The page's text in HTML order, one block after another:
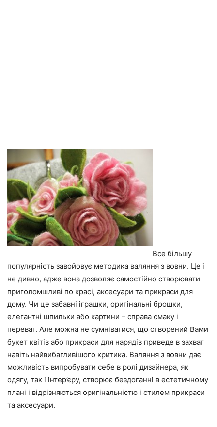
Все більшу
популярність завойовує методика валяння з вовни. Це і
не дивно, адже вона дозволяє самостійно створювати
приголомшливі по красі, аксесуари та прикраси для
дому. Чи це забавні іграшки, оригінальні брошки,
елегантні шпильки або картини – справа смаку і
переваг. Але можна не сумніватися, що створений Вами
букет квітів або прикраси для нарядів приведе в захват
навіть найвибагливішого критика. Валяння з вовни дає
можливість випробувати себе в ролі дизайнера, як
одягу, так і інтер’єру, створює бездоганні в естетичному
плані і відрізняються оригінальністю і стилем прикраси
та аксесуари.